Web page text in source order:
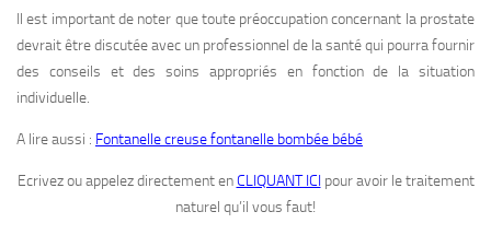
Il est important de noter que toute préoccupation concernant la prostate
devrait être discutée avec un professionnel de la santé qui pourra fournir
des conseils et des soins appropriés en fonction de la situation
individuelle.
A lire aussi : Fontanelle creuse fontanelle bombée bébé
Ecrivez ou appelez directement enCLIQUANT ICI pour avoir le traitement
naturel qu’il vous faut!